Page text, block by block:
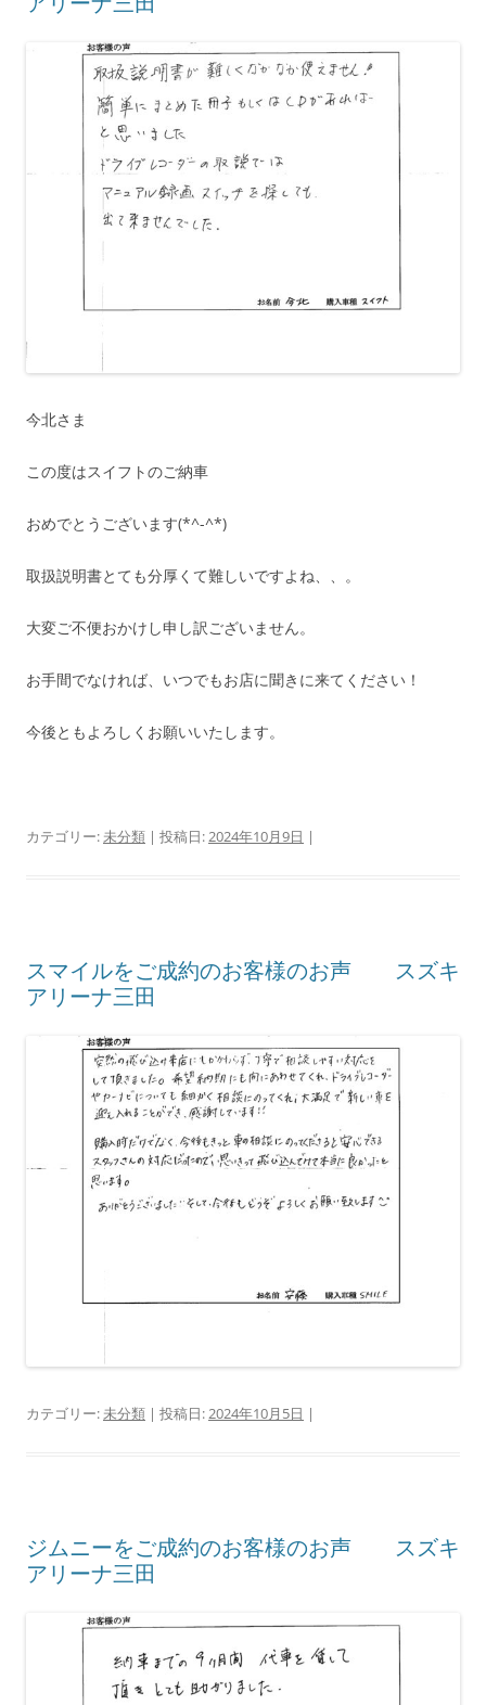
今北さま
この度はスイフトのご納車
おめでとうございます(*^-^*)
取扱説明書とても分厚くて難しいですよね、、。
大変ご不便おかけし申し訳ございません。
お手間でなければ、いつでもお店に聞きに来てください！
今後ともよろしくお願いいたします。
カテゴリー:未分類 | 投稿日:2024年10月9日 |
スマイルをご成約のお客様のお声 スズキ
アリーナ三田
カテゴリー:未分類 | 投稿日:2024年10月5日 |
ジムニーをご成約のお客様のお声 スズキ
アリーナ三田